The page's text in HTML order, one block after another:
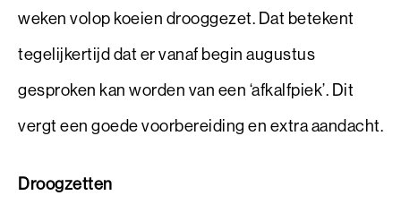
weken volop koeien drooggezet. Dat betekent
tegelijkertijd dat er vanaf begin augustus
gesproken kan worden van een ‘afkalfpiek’. Dit
vergt een goede voorbereiding en extra aandacht.
Droogzetten